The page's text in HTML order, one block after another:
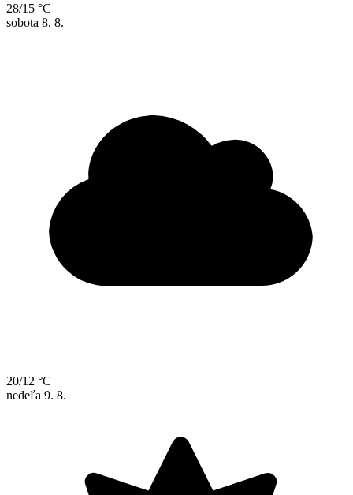
28/15 °C
sobota 8. 8.
20/12 °C
nedeľa 9. 8.